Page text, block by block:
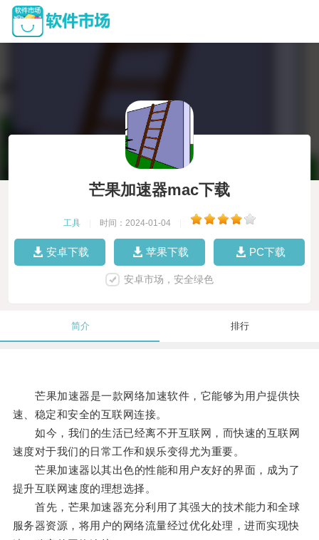
芒果加速器mac下载
工具 时间：2024-01-04
安卓下载 苹果下载 PC下载
安卓市场，安全绿色
简介 排行
芒果加速器是一款网络加速软件，它能够为用户提供快
速、稳定和安全的互联网连接。
如今，我们的生活已经离不开互联网，而快速的互联网
速度对于我们的日常工作和娱乐变得尤为重要。
芒果加速器以其出色的性能和用户友好的界面，成为了
提升互联网速度的理想选择。
首先，芒果加速器充分利用了其强大的技术能力和全球
服务器资源，将用户的网络流量经过优化处理，进而实现快